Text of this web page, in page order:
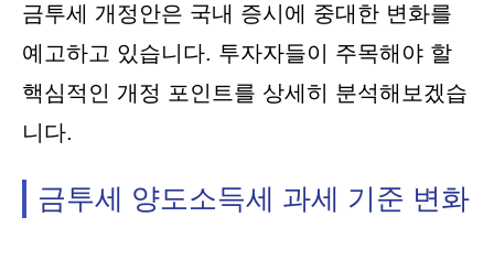
금투세 개정안은 국내 증시에 중대한 변화를
예고하고 있습니다. 투자자들이 주목해야 할
핵심적인 개정 포인트를 상세히 분석해보겠습
니다.
금투세 양도소득세 과세 기준 변화